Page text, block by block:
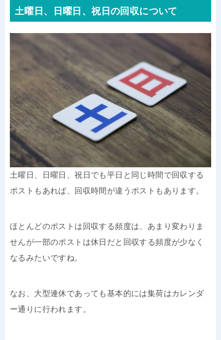
土曜日、日曜日、祝日の回収について
土曜日、日曜日、祝日でも平日と同じ時間で回収する
ポストもあれば、回収時間が違うポストもあります。
ほとんどのポストは回収する頻度は、あまり変わりま
せんが一部のポストは休日だと回収する頻度が少なく
なるみたいですね。
なお、大型連休であっても基本的には集荷はカレンダ
ー通りに行われます。